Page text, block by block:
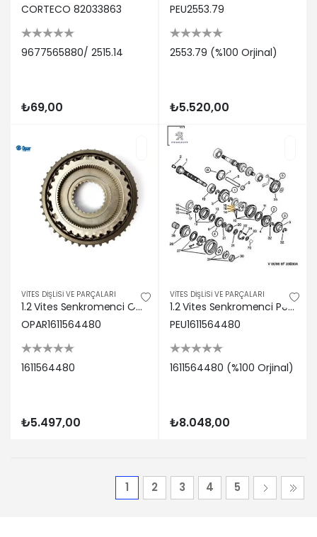
CORTECO 82033863
9677565880/ 2515.14
₺69,00
PEU2553.79
2553.79 (%100 Orjinal)
₺5.520,00
VİTES DİŞLİSİ VE PARÇALARI
1.2 Vites Senkromenci Opar 1611564480 1611564480
OPAR1611564480
1611564480
₺5.497,00
VİTES DİŞLİSİ VE PARÇALARI
1.2 Vites Senkromenci Peugeot 1611564480
PEU1611564480
1611564480 (%100 Orjinal)
₺8.048,00
1 2 3 4 5